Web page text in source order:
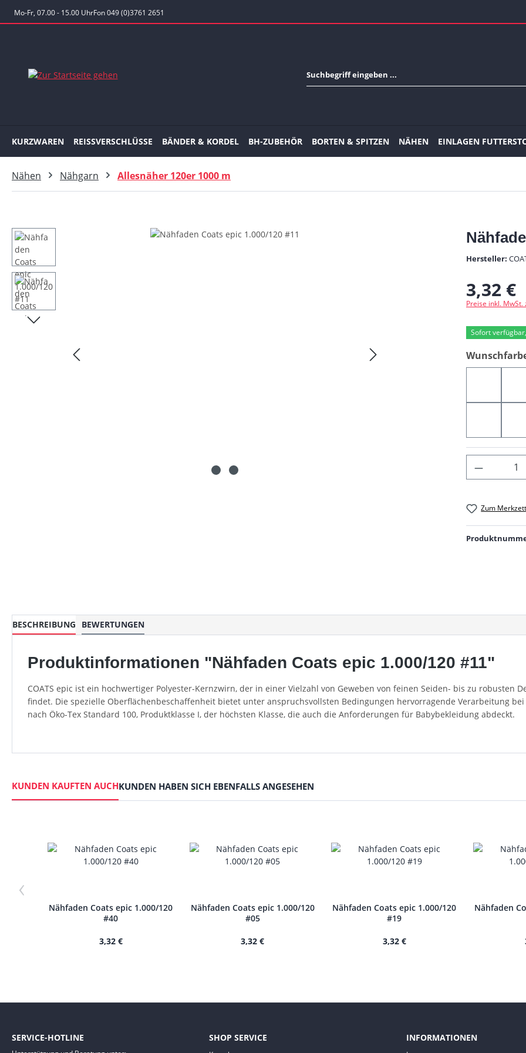
Hauptinhalt springen
Zur Suche springen
Zur Hauptnavigation springen
Mo-Fr, 07.00 - 15.00 UhrFon 049 (0)3761 2651
KURZWAREN REISSVERSCHLÜSSE BÄNDER & KORDEL BH-ZUBEHÖR BORTEN & SPITZEN NÄHEN EINLAGEN
Nähen Nähgarn Allesnäher 120er 1000 m
Bildergalerie überspringen
Hersteller:
Regulärer Preis:
3,32 €
Preise inkl.
Sofort
Zum
BESCHREIBUNG BEWERTUNGEN
Produktinformationen "Nähfaden Coats epic 1.000/120 #11"
COATS epic ist ein hochwertiger Polyester-Kernzwirn, der in einer Vielzahl von Geweben von feinen Seiden- bis zu robusten
findet. Die spezielle Oberflächenbeschaffenheit bietet unter anspruchsvollsten Bedingungen hervorragende Verarbeitung
nach Öko-Tex Standard 100, Produktklasse I, der höchsten Klasse, die auch die Anforderungen für Babybekleidung abdeckt.
KUNDEN KAUFTEN AUCHKUNDEN HABEN SICH EBENFALLS ANGESEHEN
‹
Nähfaden Coats epic 1.000/120
#40
3,32 €
Nähfaden Coats epic 1.000/120
#05
3,32 €
Nähfaden Coats epic 1.000/120
#19
3,32 €
Nähfaden
SERVICE-HOTLINE SHOP SERVICE INFORMATIONEN